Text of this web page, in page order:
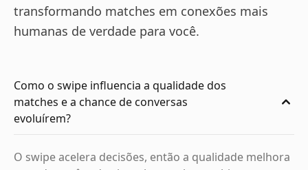
transformando matches em conexões mais
humanas de verdade para você.
Como o swipe influencia a qualidade dos
matches e a chance de conversas
evoluírem?
O swipe acelera decisões, então a qualidade melhora